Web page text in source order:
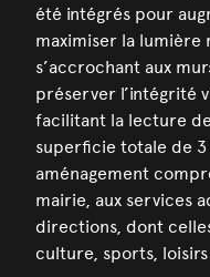
été intégrés pour
maximiser la lumière
s’accrochant aux
préserver l’intégrité
facilitant la lecture
superficie totale de 3
aménagement
mairie, aux services
directions, dont
culture, sports,